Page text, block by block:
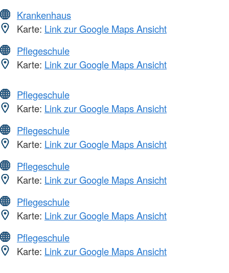
Krankenhaus
Karte: Link zur Google Maps Ansicht
Pflegeschule
Karte: Link zur Google Maps Ansicht
Pflegeschule
Karte: Link zur Google Maps Ansicht
Pflegeschule
Karte: Link zur Google Maps Ansicht
Pflegeschule
Karte: Link zur Google Maps Ansicht
Pflegeschule
Karte: Link zur Google Maps Ansicht
Pflegeschule
Karte: Link zur Google Maps Ansicht